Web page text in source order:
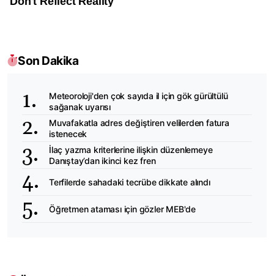
Son Dakika
Meteoroloji'den çok sayıda il için gök gürültülü
sağanak uyarısı
Muvafakatla adres değiştiren velilerden fatura
istenecek
İlaç yazma kriterlerine ilişkin düzenlemeye
Danıştay’dan ikinci kez fren
Terfilerde sahadaki tecrübe dikkate alındı
Öğretmen ataması için gözler MEB'de